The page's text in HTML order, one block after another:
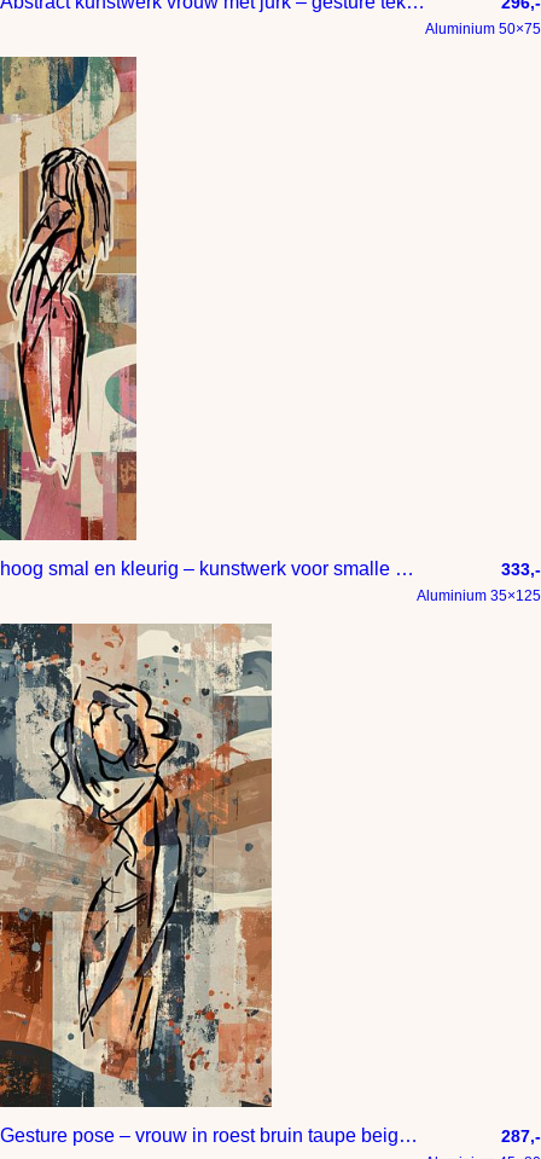
Aluminium 50×75
hoog smal en kleurig – kunstwerk voor smalle muurdam 333,-
Aluminium 35×125
Gesture pose – vrouw in roest bruin taupe beige blauw terracotta gebroken wit en aarde tinten 287,-